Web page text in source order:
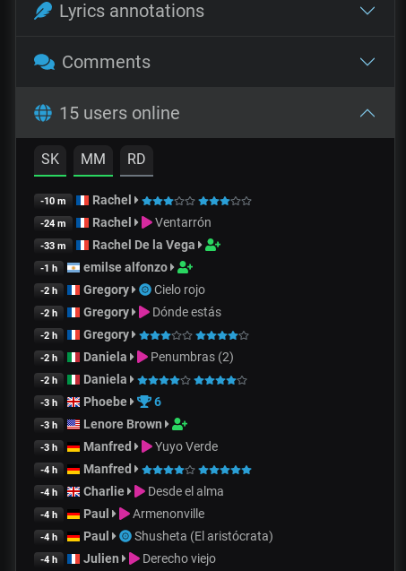
Lyrics annotations
Comments
15 users online
SK MM RD
-10 m Rachel
-24 m Rachel Ventarrón
-33 m Rachel De la Vega
-1 h emilse alfonzo
-2 h Gregory Cielo rojo
-2 h Gregory Dónde estás
-2 h Gregory
-2 h Daniela Penumbras (2)
-2 h Daniela
-3 h Phoebe 6
-3 h Lenore Brown
-3 h Manfred Yuyo Verde
-4 h Manfred
-4 h Charlie Desde el alma
-4 h Paul Armenonville
-4 h Paul Shusheta (El aristócrata)
-4 h Julien Derecho viejo